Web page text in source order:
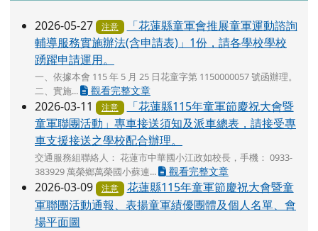
2026-05-27 注意
「花蓮縣童軍會推展童軍運動諮詢
輔導服務實施辦法(含申請表)」1份，請各學校學校
踴躍申請運用。
一、依據本會 115 年 5 月 25 日花童字第 1150000057 號函辦理。
二、實施...
觀看完整文章
2026-03-11 注意
「花蓮縣115年童軍節慶祝大會暨
童軍聯團活動」專車接送須知及派車總表，請接受專
車支援接送之學校配合辦理。
交通服務組聯絡人： 花蓮市中華國小江政如校長，手機： 0933-
383929 萬榮鄉萬榮國小蘇連...
觀看完整文章
2026-03-09 注意
花蓮縣115年童軍節慶祝大會暨童
軍聯團活動通報、表揚童軍績優團體及個人名單、會
場平面圖